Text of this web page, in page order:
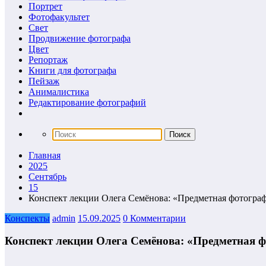
Портрет
Фотофакультет
Свет
Продвижение фотографа
Цвет
Репортаж
Книги для фотографа
Пейзаж
Анималистика
Редактирование фотографий
Главная
2025
Сентябрь
15
Конспект лекции Олега Семёнова: «Предметная
Конспекты admin 15.09.2025 0 Комментарии
Конспект лекции Олега Семёнова: «Предметная